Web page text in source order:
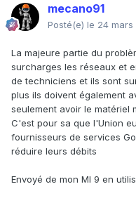
mecano91
Posté(e) le 24 mars
La majeure partie du
surcharges les réseaux et
de techniciens et ils sont
plus ils doivent également
seulement avoir le matériel
C'est pour sa que l'Union
fournisseurs de services
réduire leurs débits
Envoyé de mon MI 9 en